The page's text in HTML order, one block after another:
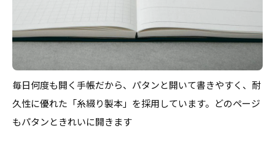
毎日何度も開く手帳だから、パタンと開いて書きやすく、耐
久性に優れた「糸綴り製本」を採用しています。どのページ
もパタンときれいに開きます